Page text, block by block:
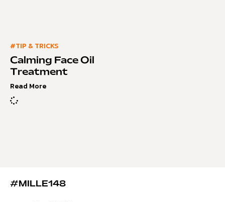
#TIP & TRICKS
Calming Face Oil
Treatment
Read More
#MILLE148